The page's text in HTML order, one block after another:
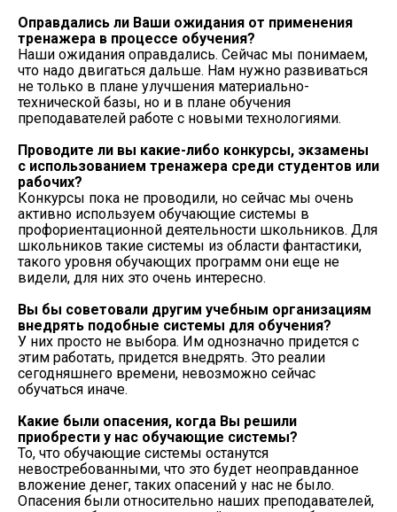
Оправдались ли Ваши ожидания от применения
тренажера в процессе обучения?
Наши ожидания оправдались. Сейчас мы понимаем,
что надо двигаться дальше. Нам нужно развиваться
не только в плане улучшения материально-
технической базы, но и в плане обучения
преподавателей работе с новыми технологиями.
Проводите ли вы какие-либо конкурсы, экзамены
с использованием тренажера среди студентов или
рабочих?
Конкурсы пока не проводили, но сейчас мы очень
активно используем обучающие системы в
профориентационной деятельности школьников. Для
школьников такие системы из области фантастики,
такого уровня обучающих программ они еще не
видели, для них это очень интересно.
Вы бы советовали другим учебным организациям
внедрять подобные системы для обучения?
У них просто не выбора. Им однозначно придется с
этим работать, придется внедрять. Это реалии
сегодняшнего времени, невозможно сейчас
обучаться иначе.
Какие были опасения, когда Вы решили
приобрести у нас обучающие системы?
То, что обучающие системы останутся
невостребованными, что это будет неоправданное
вложение денег, таких опасений у нас не было.
Опасения были относительно наших преподавателей,